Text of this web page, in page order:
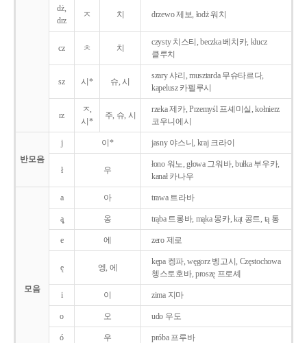
dż,
drz
ㅈ 치 drzewo 제보, łodż 워치
cz ㅊ 치
czysty 치스티, beczka 베치카, klucz
클루치
sz 시* 슈, 시
szary 샤리, musztarda 무슈타르다,
kapelusz 카펠루시
rz
ㅈ,
시*
주, 슈, 시
rzeka 제카, Przemyśl 프셰미실, kołnierz
코우니에시
반모음
j 이* jasny 야스니, kraj 크라이
ł 우
łono 워노, głowa 그워바, bułka 부우카,
kanał 카나우
모음
a 아 trawa 트라바
ą̨ 옹 trąba 트롱바, mąka 몽카, kąt 콩트, tą 통
e 에 zero 제로
ę 엥, 에
kępa 켕파, węgorz 벵고시, Częstochowa
쳉스토호바, proszę 프로셰
i 이 zima 지마
o 오 udo 우도
ó 우 próba 프루바